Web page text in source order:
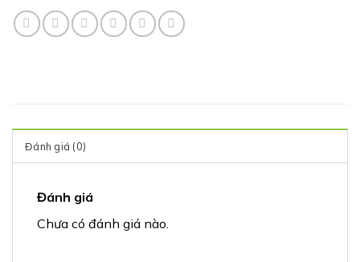
Đánh giá (0)
Đánh giá
Chưa có đánh giá nào.